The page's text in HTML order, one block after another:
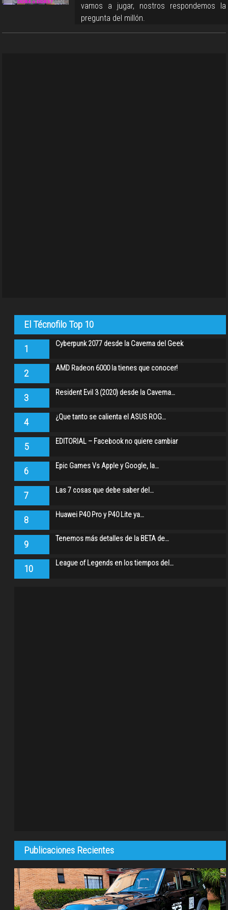
vamos a jugar, nostros respondemos la
pregunta del millón.
El Técnofilo Top 10
1 Cyberpunk 2077 desde la Caverna del Geek
2 AMD Radeon 6000 la tienes que conocer!
3 Resident Evil 3 (2020) desde la Caverna…
4 ¿Que tanto se calienta el ASUS ROG…
5 EDITORIAL – Facebook no quiere cambiar
6 Epic Games Vs Apple y Google, la…
7 Las 7 cosas que debe saber del…
8 Huawei P40 Pro y P40 Lite ya…
9 Tenemos más detalles de la BETA de…
10 League of Legends en los tiempos del…
Publicaciones Recientes